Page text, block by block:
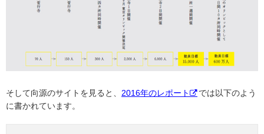
そして向源のサイトを見ると、 2016年のレポート
では以下のよう
に書かれています。